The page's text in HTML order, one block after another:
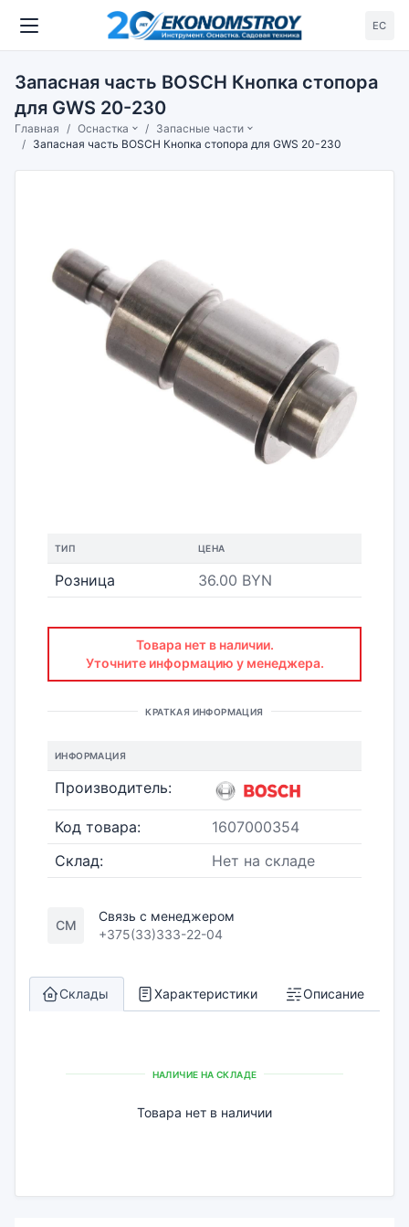
ЕС
Запасная часть BOSCH Кнопка стопора
для GWS 20-230
Главная Оснастка
Запасные части
Запасная часть BOSCH Кнопка стопора для GWS 20-230
ТИП ЦЕНА
Розница 36.00 BYN
Товара нет в наличии.
Уточните информацию у менеджера.
КРАТКАЯ ИНФОРМАЦИЯ
ИНФОРМАЦИЯ
Производитель:
Код товара:
1607000354
Склад:
Нет на складе
СМ
Связь с менеджером
+375(33)333-22-04
Склады Характеристики Описание
НАЛИЧИЕ НА СКЛАДЕ
Товара нет в наличии